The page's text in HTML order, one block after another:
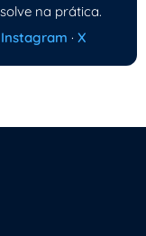
na prática.
Instagram · X